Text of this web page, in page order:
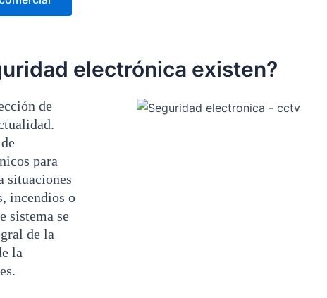
electrónica existen?
de
para
situaciones
incendios o
sistema se
de la
la